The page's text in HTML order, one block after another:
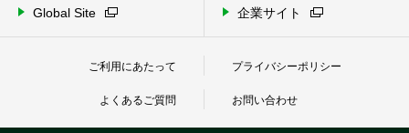
Global Site 企業サイト
ご利用にあたって プライバシーポリシー
よくあるご質問 お問い合わせ